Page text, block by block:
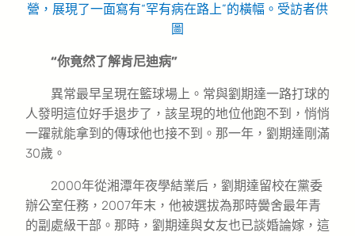
營，展現了一面寫有“罕有病在路上”的橫幅。 受訪者供
圖
“你竟然了解肯尼迪病”
異常最早呈現在籃球場上。常與劉期達一路打球的
人發明這位好手退步了，該呈現的地位他跑不到，悄悄
一躍就能拿到的傳球他也接不到。那一年，劉期達剛滿
30歲。
2000年從湘潭年夜學結業后，劉期達留校在黨委
辦公室任務，2007年末，他被選拔為那時黌舍最年青
的副處級干部。那時，劉期達與女友也已談婚論嫁，這